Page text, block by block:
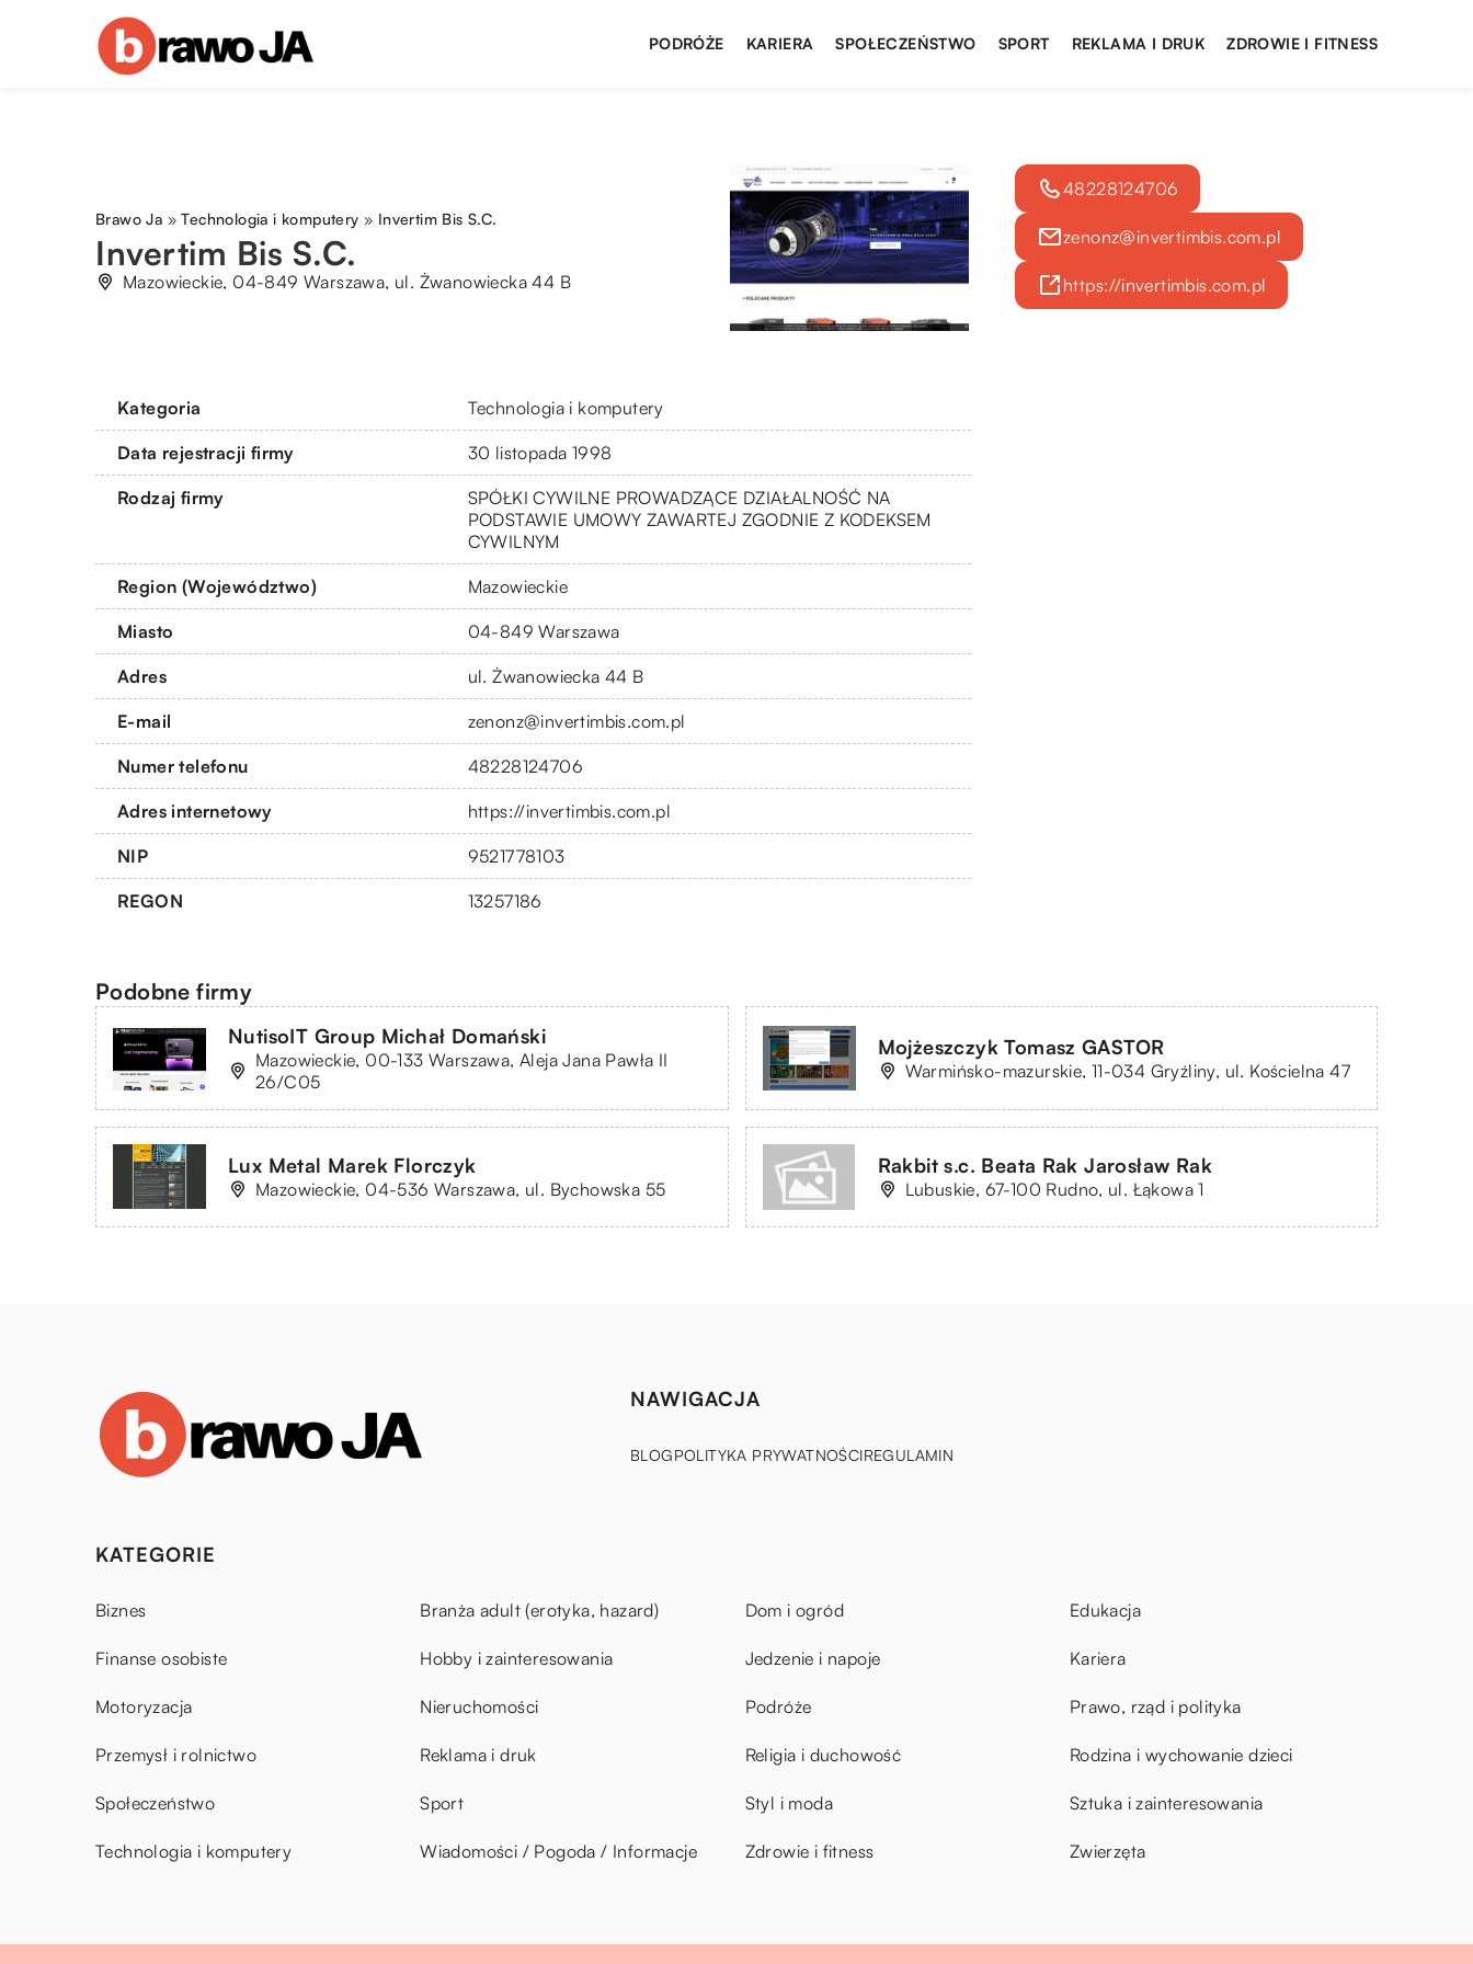
PODRÓŻE KARIERA SPOŁECZEŃSTWO SPORT REKLAMA I DRUK ZDROWIE I FITNESS
Brawo Ja »Technologia i komputery » Invertim Bis S.C.
Invertim Bis S.C.
Mazowieckie, 04-849 Warszawa, ul. Żwanowiecka 44 B
Kategoria Technologia i komputery
Data rejestracji firmy 30 listopada 1998
Rodzaj firmy
SPÓŁKI CYWILNE PROWADZĄCE DZIAŁALNOŚĆ NA
PODSTAWIE UMOWY ZAWARTEJ ZGODNIE Z KODEKSEM
CYWILNYM
Region (Województwo) Mazowieckie
Miasto 04-849 Warszawa
Adres ul. Żwanowiecka 44 B
E-mail zenonz@invertimbis.com.pl
Numer telefonu 48228124706
Adres internetowy https://invertimbis.com.pl
NIP 9521778103
REGON 13257186
48228124706
zenonz@invertimbis.com.pl
https://invertimbis.com.pl
Podobne firmy
NutisoIT Group Michał Domański
Mazowieckie, 00-133 Warszawa, Aleja Jana Pawła II
26/C05
Mojżeszczyk Tomasz GASTOR
Warmińsko-mazurskie, 11-034 Gryźliny, ul. Kościelna 47
Lux Metal Marek Florczyk
Mazowieckie, 04-536 Warszawa, ul. Bychowska 55
Rakbit s.c. Beata Rak Jarosław Rak
Lubuskie, 67-100 Rudno, ul. Łąkowa 1
NAWIGACJA
BLOGPOLITYKA PRYWATNOŚCIREGULAMIN
KATEGORIE
Biznes Branża adult (erotyka, hazard) Dom i ogród Edukacja
Finanse osobiste Hobby i zainteresowania Jedzenie i napoje Kariera
Motoryzacja Nieruchomości Podróże Prawo, rząd i polityka
Przemysł i rolnictwo Reklama i druk Religia i duchowość Rodzina i wychowanie dzieci
Społeczeństwo Sport Styl i moda Sztuka i zainteresowania
Technologia i komputery Wiadomości / Pogoda / Informacje Zdrowie i fitness Zwierzęta